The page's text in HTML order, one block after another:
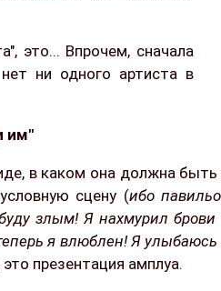
это... Впрочем, сначала
ни одного артиста в
им"
в каком она должна быть
сцену (ибо
злым! Я нахмурил брови
я влюблен! Я улыбаюсь
это презентация амплуа.